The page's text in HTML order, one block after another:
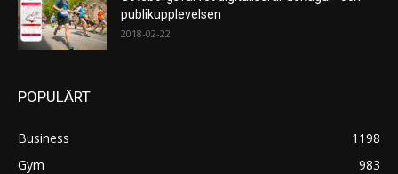
publikupplevelsen
2018-02-22
POPULÄRT
Business
1198
Gym
983